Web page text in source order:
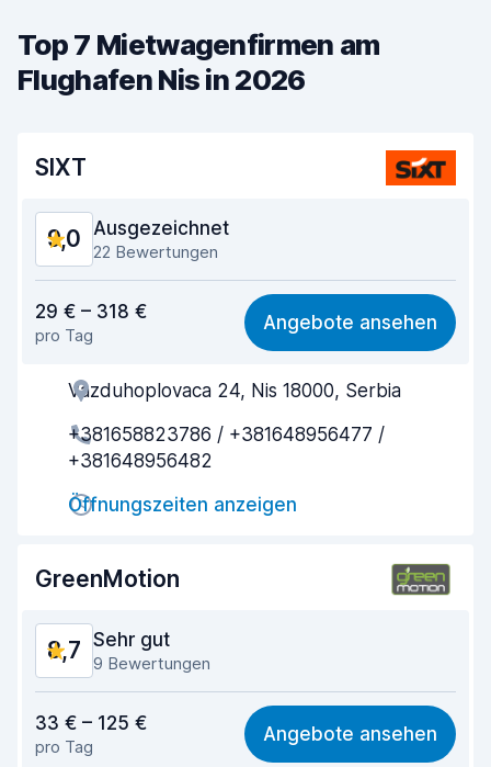
Top 7 Mietwagenfirmen am
Flughafen Nis in 2026
SIXT
9,0 Ausgezeichnet
22 Bewertungen
8,9
Einfach zu finden 9,2
Agenten-Hilfsbereitschaft
Schnelle Abholung
Schnelle Abgabe
Zustand des Fahrzeugs 9,2
29 € – 318 €
pro Tag
Angebote ansehen
Vazduhoplovaca 24, Nis 18000, Serbia
+381658823786 / +381648956477 /
+381648956482
Öffnungszeiten anzeigen
GreenMotion
8,7 Sehr gut
9 Bewertungen
8,6
Einfach zu finden 9,2
33 € – 125 €
pro Tag
Angebote ansehen